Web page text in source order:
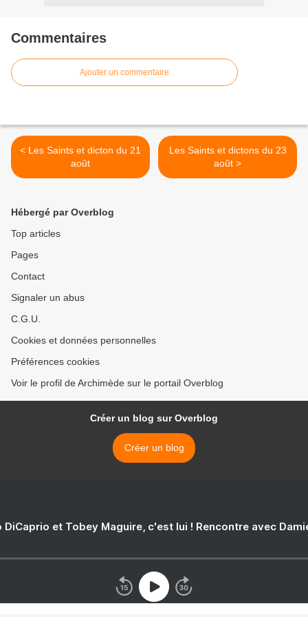
Commentaires
Ajouter un commentaire
< Les Saints et dicton du 21
août
Les Saints et dictons du 23
août >
Hébergé par Overblog
Top articles
Pages
Contact
Signaler un abus
C.G.U.
Cookies et données personnelles
Préférences cookies
Voir le profil de Archimède sur le portail Overblog
Créer un blog sur Overblog
Créer un blog
DiCaprio et Tobey Maguire, c'est lui ! Rencontre avec